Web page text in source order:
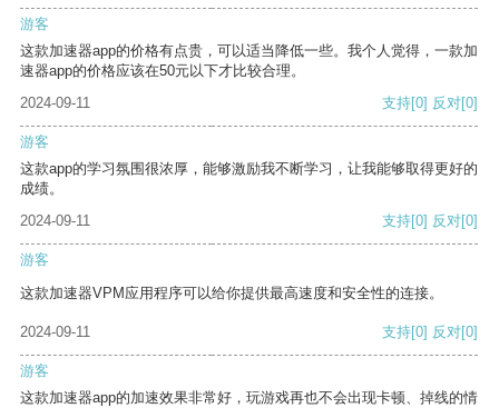
游客
这款加速器app的价格有点贵，可以适当降低一些。我个人觉得，一款加
速器app的价格应该在50元以下才比较合理。
2024-09-11
支持[0] 反对[0]
游客
这款app的学习氛围很浓厚，能够激励我不断学习，让我能够取得更好的
成绩。
2024-09-11
支持[0] 反对[0]
游客
这款加速器VPM应用程序可以给你提供最高速度和安全性的连接。
2024-09-11 支持[0] 反对[0]
游客
这款加速器app的加速效果非常好，玩游戏再也不会出现卡顿、掉线的情